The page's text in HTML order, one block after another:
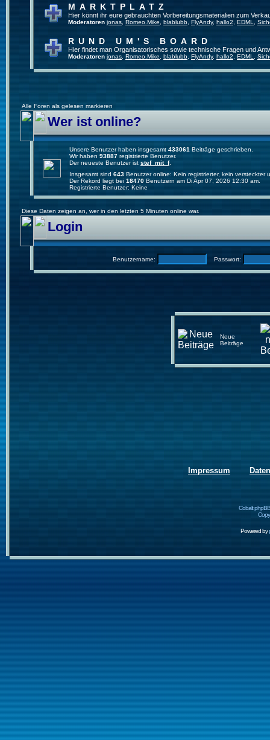
MARKTPLATZ
Hier könnt ihr eure gebrauchten Vorbereitungsmaterialien zum
Moderatoren jonas Romeo.Mike blablubb FlyAndy, hallo2 EDML
RUND UM'S BOARD
Hier findet man Organisatorisches sowie technische Fragen und
Moderatoren jonas Romeo.Mike blablubb FlyAndy, hallo2 EDML
Alle Foren als gelesen markieren
Wer ist online?
Unsere Benutzer haben insgesamt 433061 Beiträge geschrieben.
Wir haben 93887 registrierte Benutzer.
Der neueste Benutzer ist stef_mit_f.
Insgesamt sind 643 Benutzer online: Kein registrierter, kein
Der Rekord liegt bei 18470 Benutzern am Di Apr 07, 2026 12:30 am.
Registrierte Benutzer: Keine
Diese Daten zeigen an, wer in den letzten 5 Minuten online war.
Login
Benutzername: Passwort:
Neue
Beiträge
Impressum
Cobalt
Powered by